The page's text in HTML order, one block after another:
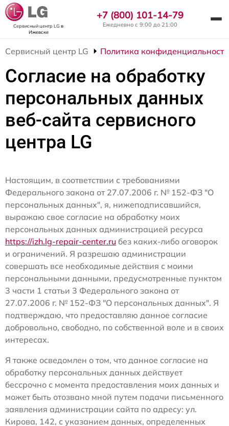
Сервисный центр LG в
Ижевске
+7 (800) 101-14-79
Ежедневно с 9:00 до 21:00
Сервисный центр LG Политика конфиденциальности
Согласие на обработку
персональных данных
веб-сайта сервисного
центра LG
Настоящим, в соответствии с требованиями
Федерального закона от 27.07.2006 г. № 152-ФЗ "О
персональных данных", я, нижеподписавшийся,
выражаю свое согласие на обработку моих
персональных данных администрацией ресурса
https://izh.lg-repair-center.ru без каких-либо оговорок
и ограничений. Я разрешаю администрации
совершать все необходимые действия с моими
персональными данными, предусмотренные пунктом
3 части 1 статьи 3 Федерального закона от
27.07.2006 г. № 152-ФЗ "О персональных данных". Я
подтверждаю, что предоставляю данное согласие
добровольно, свободно, по собственной воле и в своих
интересах.
Я также осведомлен о том, что данное согласие на
обработку персональных данных действует
бессрочно с момента предоставления моих данных и
может быть отозвано мной путем подачи письменного
заявления администрации сайта по адресу: ул.
Кирова, 142, с указанием данных, определенных